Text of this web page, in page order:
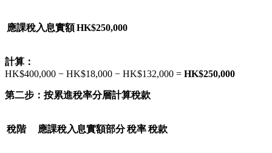
應課稅入息實額HK$250,000
計算：
HK$400,000 − HK$18,000 − HK$132,000 = HK$250,000
第二步：按累進稅率分層計算稅款
稅階 應課稅入息實額部分稅率稅款